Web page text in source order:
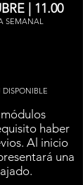
| 11.00
SEMANAL
haber
Al inicio
una